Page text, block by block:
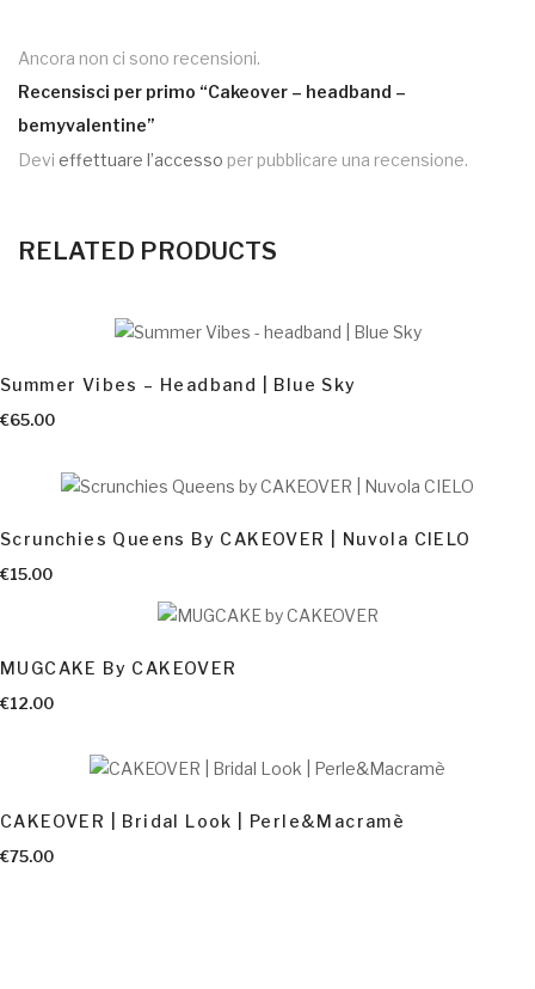
Ancora non ci sono recensioni.
Recensisci per primo “Cakeover – headband –
bemyvalentine”
Devi effettuare l’accesso per pubblicare una recensione.
RELATED PRODUCTS
Summer Vibes – Headband | Blue Sky
€65.00
AGGIUNGI AL CARRELLO
Scrunchies Queens By CAKEOVER | Nuvola CIELO
€15.00
MUGCAKE By CAKEOVER
€12.00
AGGIUNGI AL CARRELLO
CAKEOVER | Bridal Look | Perle&Macramè
€75.00